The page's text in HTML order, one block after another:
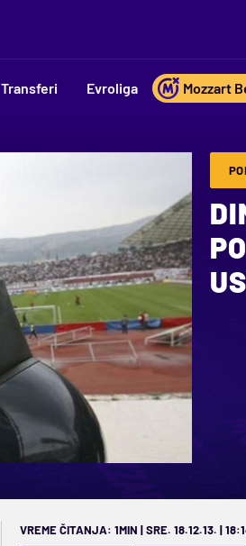
Transferi Evroliga Mozzart
VREME ČITANJA: 1MIN | SRE. 18.12.13. |